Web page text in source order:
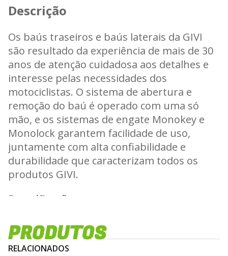
Descrição
Os baús traseiros e baús laterais da GIVI
são resultado da experiência de mais de 30
anos de atenção cuidadosa aos detalhes e
interesse pelas necessidades dos
motociclistas. O sistema de abertura e
remoção do baú é operado com uma só
mão, e os sistemas de engate Monokey e
Monolock garantem facilidade de uso,
juntamente com alta confiabilidade e
durabilidade que caracterizam todos os
produtos GIVI.
Especificações
Fecho do tipo: Monokey
Capacidade: 27 litros
Peso: 3 kg
PRODUTOS
RELACIONADOS